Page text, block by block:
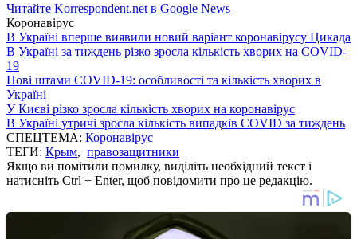
Читайте Korrespondent.net в Google News
Коронавірус
В Україні вперше виявили новий варіант коронавірусу Цикада
В Україні за тиждень різко зросла кількість хворих на COVID-
19
Нові штами COVID-19: особливості та кількість хворих в
Україні
У Києві різко зросла кількість хворих на коронавірус
В Україні утричі зросла кількість випадків COVID за тиждень
СПЕЦТЕМА: Коронавірус
ТЕГИ: Крым, правозащитники
Якщо ви помітили помилку, виділіть необхідний текст і
натисніть Ctrl + Enter, щоб повідомити про це редакцію.